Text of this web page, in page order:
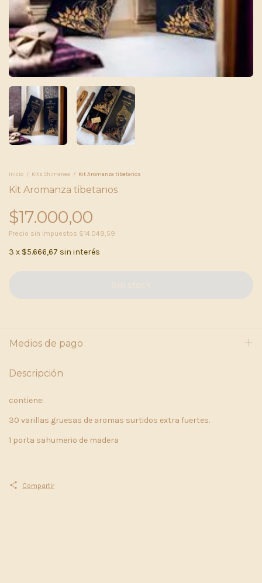
Inicio / Kits Chimenea / Kit Aromanza tibetanos
Kit Aromanza tibetanos
$17.000,00
Precio sin impuestos $14.049,59
3 x $5.666,67 sin interés
Medios de pago
Descripción
contiene:
30 varillas gruesas de aromas surtidos extra fuertes.
1 porta sahumerio de madera
Compartir